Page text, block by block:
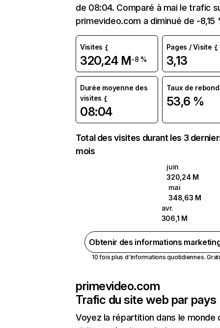
de 08:04. Comparé à mai le trafic
primevideo.com a diminué de -8,15
Visites
320,24 M-8 %
Pages / Visite
3,13
Durée moyenne des
visites
08:04
Taux de rebond
53,6 %
Total des visites durant les 3
mois
juin
320,24 M
mai
348,63 M
avr.
306,1 M
Obtenir des informations
10 fois plus d'informations quotidiennes.
primevideo.com
Trafic du site web par pays
Voyez la répartition dans le monde